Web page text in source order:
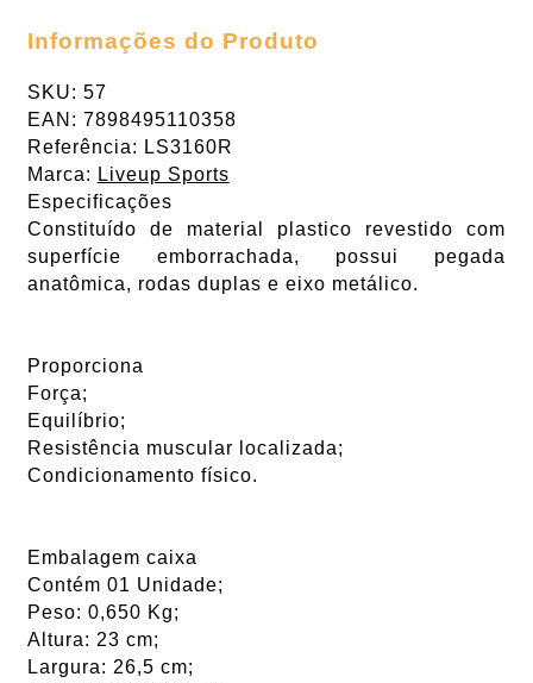
Informações do Produto
SKU: 57
EAN: 7898495110358
Referência: LS3160R
Marca: Liveup Sports
Especificações
Constituído de material plastico revestido com
superfície emborrachada, possui pegada
anatômica, rodas duplas e eixo metálico.
Proporciona
Força;
Equilíbrio;
Resistência muscular localizada;
Condicionamento físico.
Embalagem caixa
Contém 01 Unidade;
Peso: 0,650 Kg;
Altura: 23 cm;
Largura: 26,5 cm;